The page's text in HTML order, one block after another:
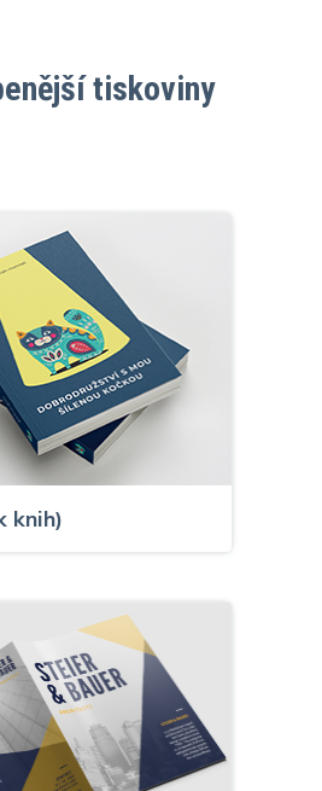
tiskoviny
knih)